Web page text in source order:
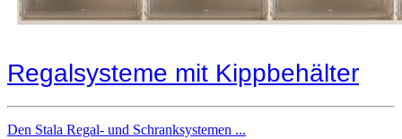
Regalsysteme mit Kippbehälter
Den Stala Regal- und Schranksystemen ...